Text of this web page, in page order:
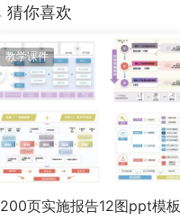
猜你喜欢
教学课件
200页实施报告12图ppt模板